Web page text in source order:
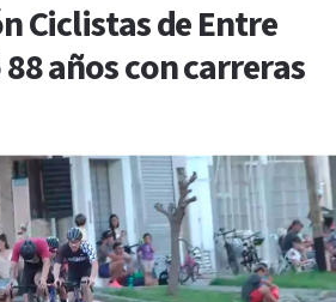
Ciclistas de Entre
años con carreras